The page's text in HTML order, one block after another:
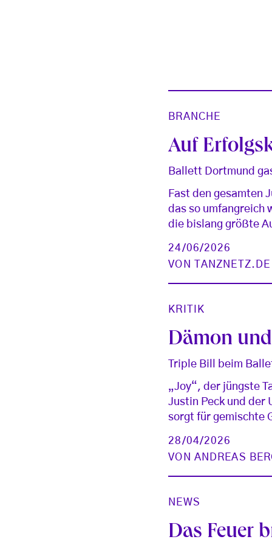
BRANCHE
Auf
Ballett Dortmund
Fast den gesamten
das so umfangreich
die bislang größte
24/06/2026
VON
KRITIK
Dämon
Triple Bill beim
„Joy“, der jüngste
Justin Peck und der
sorgt für gemischte
28/04/2026
VON ANDREAS
NEWS
Das Feuer